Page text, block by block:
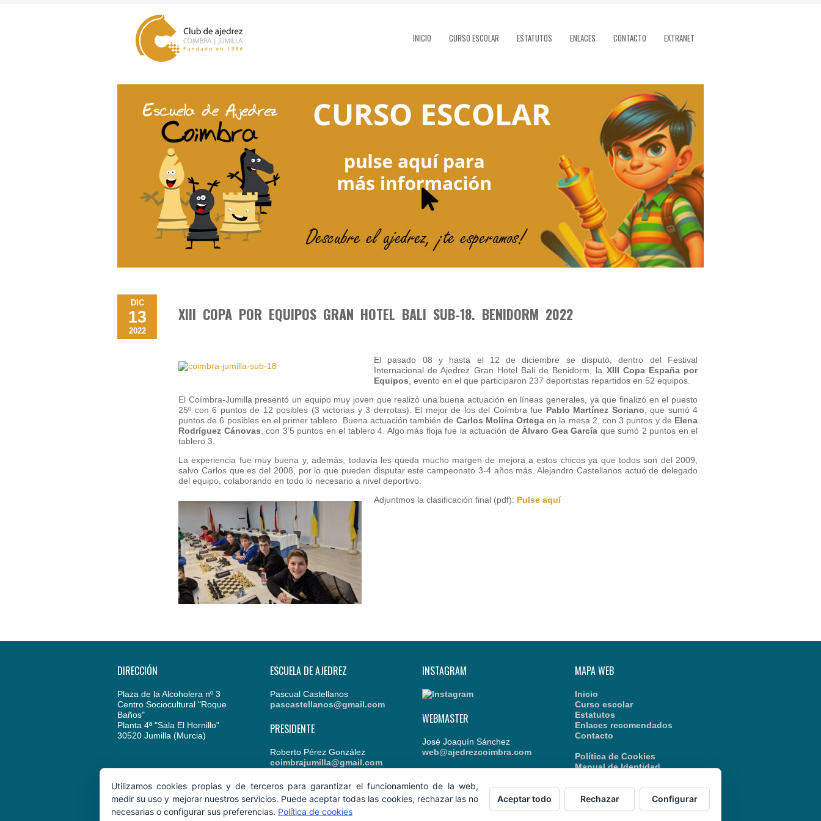
INICIO CURSO ESCOLAR ESTATUTOS ENLACES CONTACTO EXTRANET
DIC
13
2022
XIII COPA POR EQUIPOS GRAN HOTEL BALI SUB-18. BENIDORM 2022
El pasado 08 y hasta el 12 de diciembre se disputó, dentro del Festival
Internacional de Ajedrez Gran Hotel Bali de Benidorm, la XIII Copa España por
Equipos , evento en el que participaron 237 deportistas repartidos en 52 equipos.
El Coímbra-Jumilla presentó un equipo muy joven que realizó una buena actuación en líneas generales, ya que finalizó en el puesto
25º con 6 puntos de 12 posibles (3 victorias y 3 derrotas). El mejor de los del Coímbra fue Pablo Martínez Soriano , que sumó 4
puntos de 6 posibles en el primer tablero. Buena actuación también de Carlos Molina Ortegaen la mesa 2, con 3 puntos y de Elena
Rodríguez Cánovas , con 3’5 puntos en el tablero 4. Algo más floja fue la actuación de Álvaro Gea García que sumó 2 puntos en el
tablero 3.
La experiencia fue muy buena y, además, todavía les queda mucho margen de mejora a estos chicos ya que todos son del 2009,
salvo Carlos que es del 2008, por lo que pueden disputar este campeonato 3-4 años más. Alejandro Castellanos actuó de delegado
del equipo, colaborando en todo lo necesario a nivel deportivo.
Adjuntmos la clasificación final (pdf): Pulse aquí
DIRECCIÓN
Plaza de la Alcoholera nº 3
Centro Sociocultural "Roque
Baños"
Planta 4ª "Sala El Hornillo"
30520 Jumilla (Murcia)
ESCUELA DE AJEDREZ
Pascual Castellanos
pascastellanos@gmail.com
PRESIDENTE
Roberto Pérez González
coimbrajumilla@gmail.com
INSTAGRAM
WEBMASTER
José Joaquín Sánchez
web@ajedrezcoimbra.com
MAPA WEB
Inicio
Curso escolar
Estatutos
Enlaces recomendados
Contacto
Política de Cookies
Manual de Identidad
Utilizamos cookies propias y de terceros para garantizar el funcionamiento de la web,
medir su uso y mejorar nuestros servicios. Puede aceptar todas las cookies, rechazar las no
necesarias o configurar sus preferencias. Política de cookies
Aceptar todo Rechazar Configurar